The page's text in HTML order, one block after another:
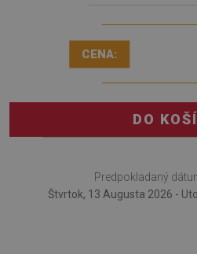
CENA:
DO
Predpokladaný
Štvrtok, 13 Augusta 2026 -